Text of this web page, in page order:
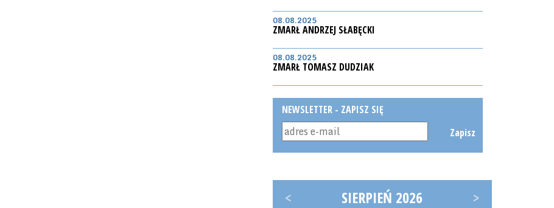
08.08.2025
ZMARŁ ANDRZEJ SŁABĘCKI
08.08.2025
ZMARŁ TOMASZ DUDZIAK
NEWSLETTER - ZAPISZ SIĘ
Zapisz
< SIERPIEŃ 2026 >